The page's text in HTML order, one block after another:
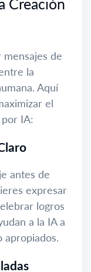
Creación
de
la
Aquí
el
IA:
antes de
expresar
logros
a la IA a